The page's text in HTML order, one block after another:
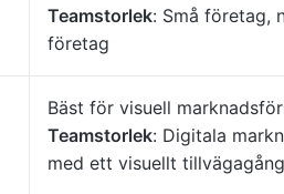
Teamstorlek: Små företag,
företag
Bäst för visuell
Teamstorlek: Digitala
med ett visuellt